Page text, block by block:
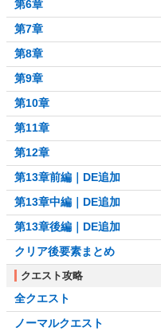
第6章
第7章
第8章
第9章
第10章
第11章
第12章
第13章前編｜DE追加
第13章中編｜DE追加
第13章後編｜DE追加
クリア後要素まとめ
クエスト攻略
全クエスト
ノーマルクエスト